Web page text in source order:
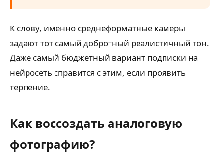
К слову, именно среднеформатные камеры
задают тот самый добротный реалистичный тон.
Даже самый бюджетный вариант подписки на
нейросеть справится с этим, если проявить
терпение.
Как воссоздать аналоговую
фотографию?